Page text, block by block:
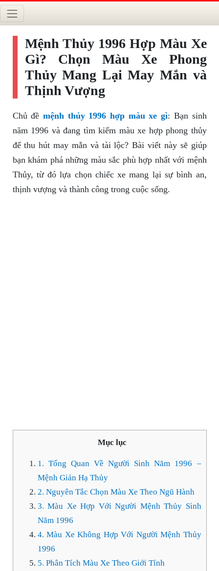
Mệnh Thủy 1996 Hợp Màu Xe
Gì? Chọn Màu Xe Phong
Thủy Mang Lại May Mắn và
Thịnh Vượng
Chủ đề mệnh thủy 1996 hợp màu xe gì: Bạn sinh
năm 1996 và đang tìm kiếm màu xe hợp phong thủy
để thu hút may mắn và tài lộc? Bài viết này sẽ giúp
bạn khám phá những màu sắc phù hợp nhất với mệnh
Thủy, từ đó lựa chọn chiếc xe mang lại sự bình an,
thịnh vượng và thành công trong cuộc sống.
Mục lục
1. Tổng Quan Về Người Sinh Năm 1996 –
Mệnh Giản Hạ Thủy
2. Nguyên Tắc Chọn Màu Xe Theo Ngũ Hành
3. Màu Xe Hợp Với Người Mệnh Thủy Sinh
Năm 1996
4. Màu Xe Không Hợp Với Người Mệnh Thủy
1996
5. Phân Tích Màu Xe Theo Giới Tính